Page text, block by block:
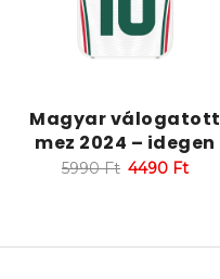
Magyar válogatott
mez 2024 – idegen
5990Ft 4490 Ft